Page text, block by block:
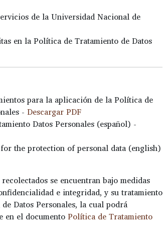
de la Universidad Nacional de
en la Política de Tratamiento de Datos
para la aplicación de la Política de
- Descargar PDF
Datos Personales (español) -
the protection of personal data (english)
se encuentran bajo medidas
e integridad, y su tratamiento
Datos Personales, la cual podrá
en el documentoPolítica de Tratamiento